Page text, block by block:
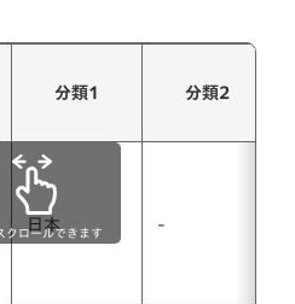
分類1 分類2
日本 -
クロールできます